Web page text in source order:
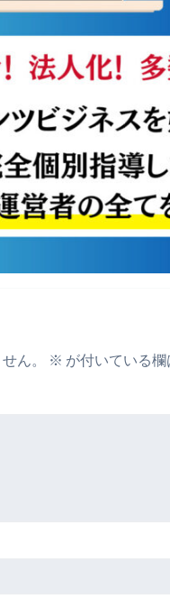
ん。 ※ が付いている